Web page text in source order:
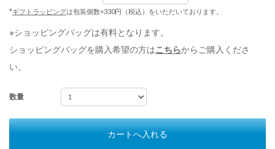
*ギフトラッピングは包装個数×330円（税込）をいただいております。
※ショッピングバッグは有料となります。
ショッピングバッグを購入希望の方はこちらからご購入くださ
い。
数量
カートへ入れる